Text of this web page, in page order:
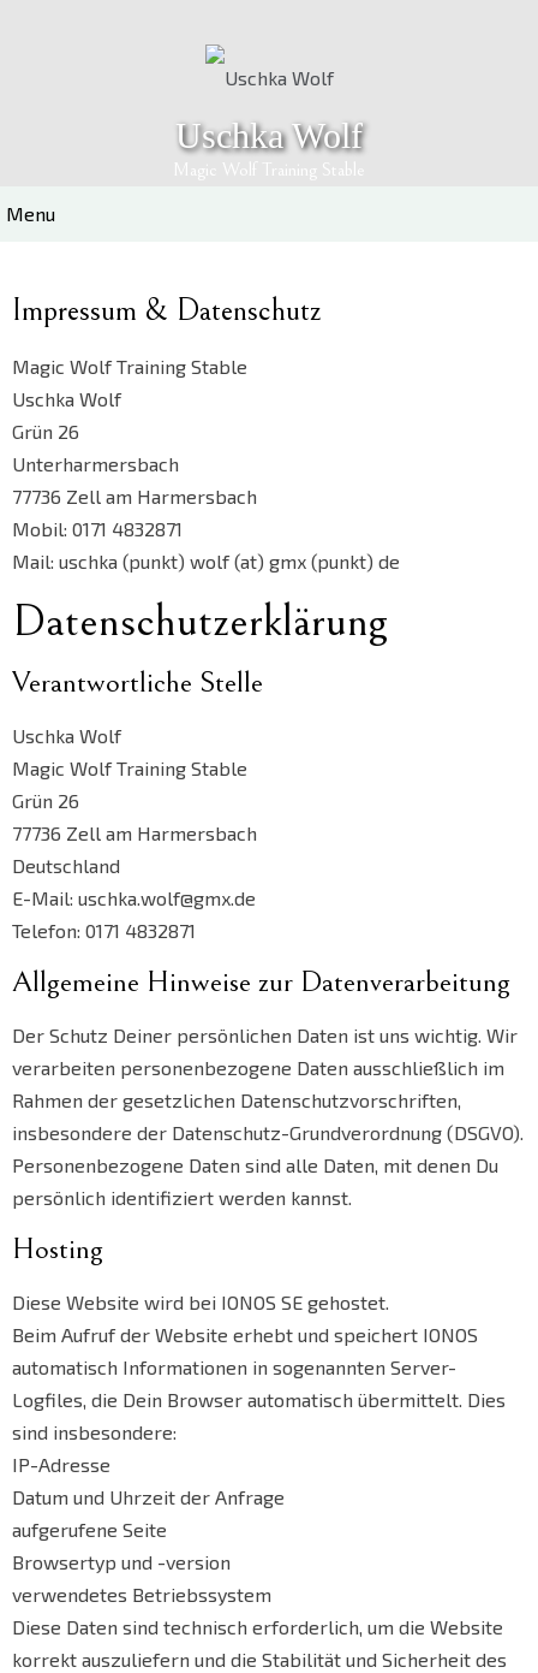
Uschka Wolf
Magic Wolf Training Stable
Menu
Impressum & Datenschutz
Magic Wolf Training Stable
Uschka Wolf
Grün 26
Unterharmersbach
77736 Zell am Harmersbach
Mobil: 0171 4832871
Mail: uschka (punkt) wolf (at) gmx (punkt) de
Datenschutzerklärung
Verantwortliche Stelle
Uschka Wolf
Magic Wolf Training Stable
Grün 26
77736 Zell am Harmersbach
Deutschland
E-Mail: uschka.wolf@gmx.de
Telefon: 0171 4832871
Allgemeine Hinweise zur Datenverarbeitung
Der Schutz Deiner persönlichen Daten ist uns wichtig. Wir
verarbeiten personenbezogene Daten ausschließlich im
Rahmen der gesetzlichen Datenschutzvorschriften,
insbesondere der Datenschutz-Grundverordnung (DSGVO).
Personenbezogene Daten sind alle Daten, mit denen Du
persönlich identifiziert werden kannst.
Hosting
Diese Website wird bei IONOS SE gehostet.
Beim Aufruf der Website erhebt und speichert IONOS
automatisch Informationen in sogenannten Server-
Logfiles, die Dein Browser automatisch übermittelt. Dies
sind insbesondere:
IP-Adresse
Datum und Uhrzeit der Anfrage
aufgerufene Seite
Browsertyp und -version
verwendetes Betriebssystem
Diese Daten sind technisch erforderlich, um die Website
korrekt auszuliefern und die Stabilität und Sicherheit des